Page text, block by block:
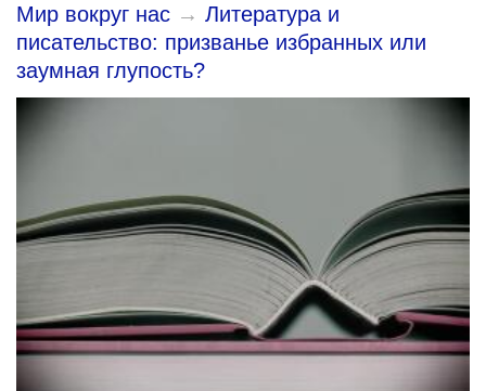
Мир вокруг нас → Литература и
писательство: призванье избранных или
заумная глупость?